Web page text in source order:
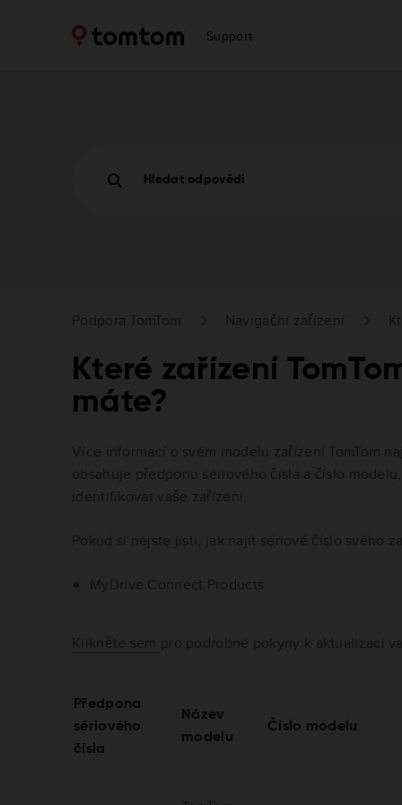
Support
Hledat odpovědi
Které zařízení
máte?
Předpona
sériového
čísla
Název
modelu
Číslo modelu